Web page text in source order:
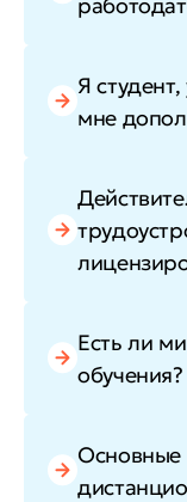
Я
мне
Есть ли
обучения?
Основные